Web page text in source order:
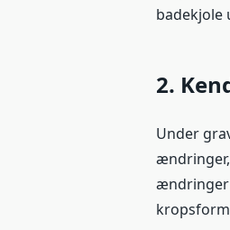
badekjole
2.
Under
ændringer